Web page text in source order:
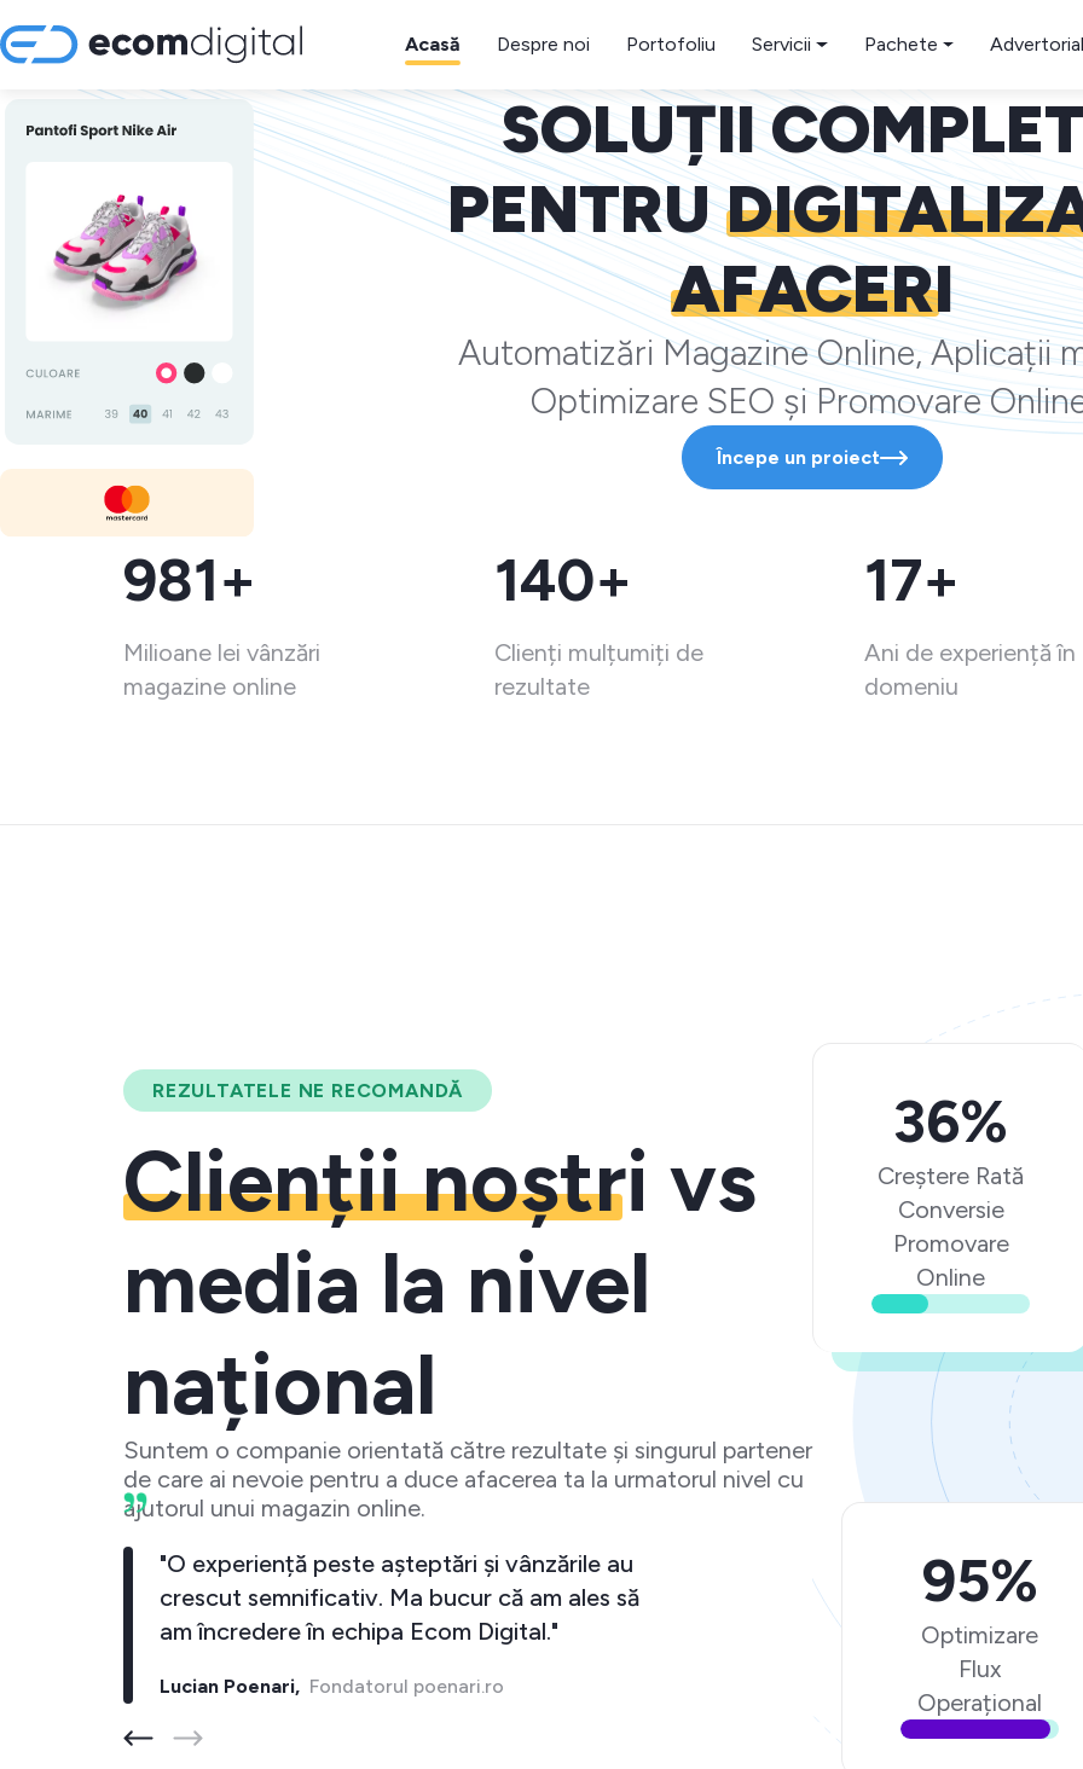
Acasă Despre noi Portofoliu Servicii Pachete
SOLUȚII
PENTRU
AFACERI
Automatizări Magazine Online, Aplicații
Optimizare SEO și Promovare
Începe un proiect
981+
Milioane lei vânzări
magazine online
140+
Clienți mulțumiți de
rezultate
17+
Ani de experiență în
domeniu
REZULTATELE NE RECOMANDĂ
Clienții noștri vs
media la nivel
național
Suntem o companie orientată către rezultate și singurul partener
de care ai nevoie pentru a duce afacerea ta la urmatorul nivel cu
ajutorul unui magazin online.
ul meu a crescut
data cand investesc
putin 10 inapoi."
barber-store.ro
"O experiență peste așteptări și vânzările au
crescut semnificativ. Ma bucur că am ales să
am încredere în echipa Ecom Digital."
Lucian Poenari,Fondatorul poenari.ro
36%
Creștere Rată
Conversie
Promovare
Online
95%
Optimizare
Flux
Operațional